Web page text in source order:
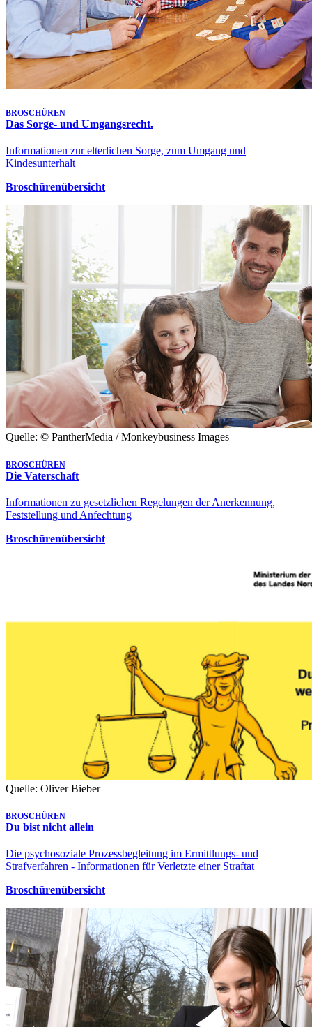
BROSCHÜREN
Das Sorge- und Umgangsrecht.
Informationen zur elterlichen Sorge, zum Umgang und
Kindesunterhalt
Broschürenübersicht
Quelle: © PantherMedia / Monkeybusiness Images
BROSCHÜREN
Die Vaterschaft
Informationen zu gesetzlichen Regelungen der Anerkennung,
Feststellung und Anfechtung
Broschürenübersicht
Quelle: Oliver Bieber
BROSCHÜREN
Du bist nicht allein
Die psychosoziale Prozessbegleitung im Ermittlungs- und
Strafverfahren - Informationen für Verletzte einer Straftat
Broschürenübersicht